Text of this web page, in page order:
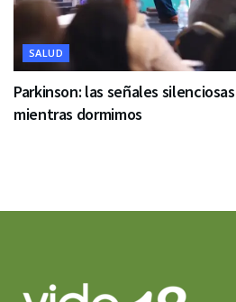
SALUD
Parkinson: las señales
mientras dormimos